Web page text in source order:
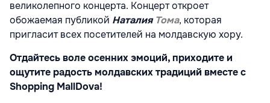
великолепного концерта. Концерт откроет
обожаемая публикой Наталия Тома, которая
пригласит всех посетителей на молдавскую хору.
Отдайтесь воле осенних эмоций, приходите и
ощутите радость молдавских традиций вместес
Shopping MallDova!